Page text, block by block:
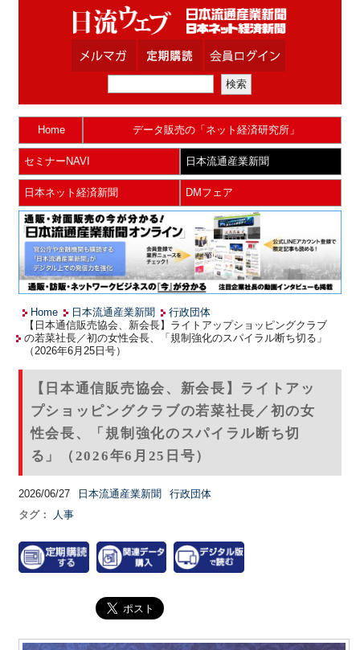
Home データ販売の「ネット経済研究所」
セミナーNAVI 日本流通産業新聞
日本ネット経済新聞 DMフェア
Home 日本流通産業新聞
行政団体
【日本通信販売協会、新会長】ライトアップショッピングクラブ
の若菜社長／初の女性会長、「規制強化のスパイラル断ち切る」
（2026年6月25日号）
【日本通信販売協会、新会長】ライトアッ
プショッピングクラブの若菜社長／初の女
性会長、「規制強化のスパイラル断ち切
る」（2026年6月25日号）
2026/06/27 日本流通産業新聞
行政団体
タグ：
人事